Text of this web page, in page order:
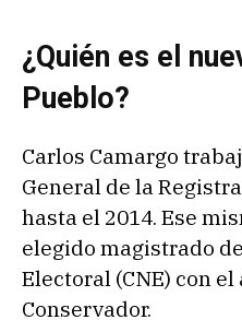
¿Quién es el
Pueblo?
Carlos Camargo
General de la
hasta el 2014. Ese
elegido magistrado
Electoral (CNE) con
Conservador.